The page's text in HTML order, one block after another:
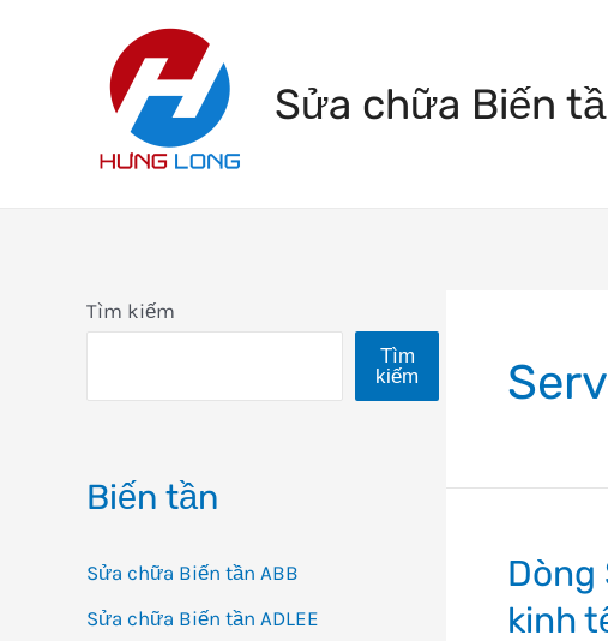
Sửa chữa Biến
Tìm kiếm
Tìm
kiếm
Biến tần
Sửa chữa Biến tần ABB
Sửa chữa Biến tần ADLEE
kinh